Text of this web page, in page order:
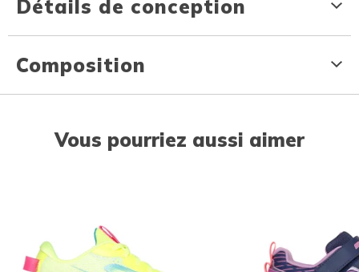
Détails de conception
Composition
Vous pourriez aussi aimer